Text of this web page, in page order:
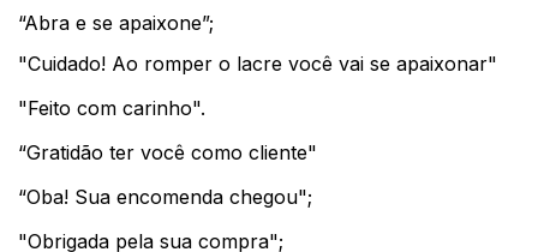
“Abra e se apaixone”;
"Cuidado! Ao romper o lacre você vai se apaixonar"
"Feito com carinho".
“Gratidão ter você como cliente"
“Oba! Sua encomenda chegou";
"Obrigada pela sua compra";